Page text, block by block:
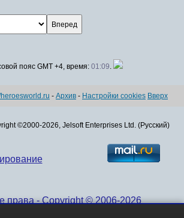
пояс GMT +4, время: 01:09.
heroesworld.ru - Архив - Настройки cookies Вверх
©2000-2026, Jelsoft Enterprises Ltd. (Русский)
права - Copyright © 2006-2026